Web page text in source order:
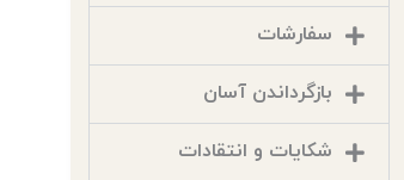
سفارشات
بازگرداندن آسان
شکایات و انتقادات